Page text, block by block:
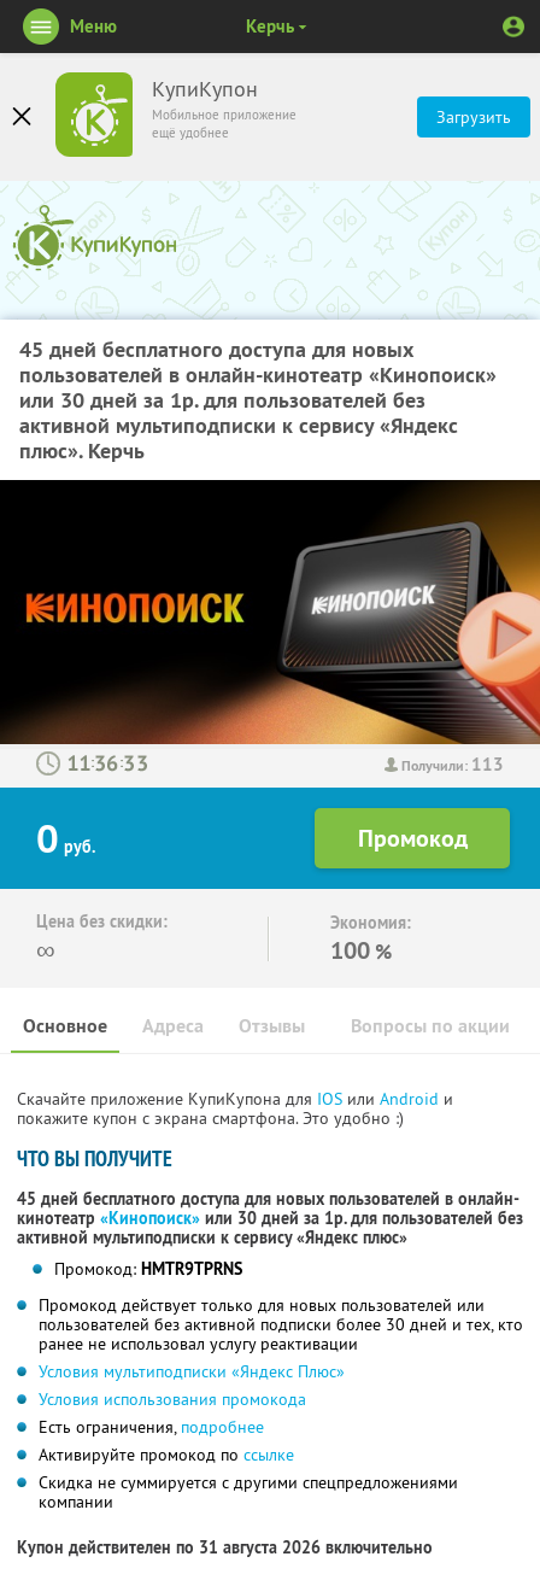
КупиКупон
Мобильное приложение
ещё удобнее
Загрузить
Меню Керчь
45 дней бесплатного доступа для новых
пользователей в онлайн-кинотеатр «Кинопоиск»
или 30 дней за 1р. для пользователей без
активной мультиподписки к сервису «Яндекс
плюс». Керчь
Получили: 113
: :
0 руб.
Цена без скидки:
∞
Экономия:
100 %
Основное Отзывы Вопросы по акции
Адреса
Скачайте приложение КупиКупона для IOS или Android и
покажите купон с экрана смартфона. Это удобно :)
ЧТО ВЫ ПОЛУЧИТЕ
45 дней бесплатного доступа для новых пользователей в онлайн-
кинотеатр «Кинопоиск» или 30 дней за 1р. для пользователей без
активной мультиподписки к сервису «Яндекс плюс»
Промокод: HMTR9TPRNS
Промокод действует только для новых пользователей или
пользователей без активной подписки более 30 дней и тех, кто
ранее не использовал услугу реактивации
Условия мультиподписки «Яндекс Плюс»
Условия использования промокода
Есть ограничения, подробнее
Активируйте промокод по ссылке
Скидка не суммируется с другими спецпредложениями
компании
Купон действителен по 31 августа 2026 включительно